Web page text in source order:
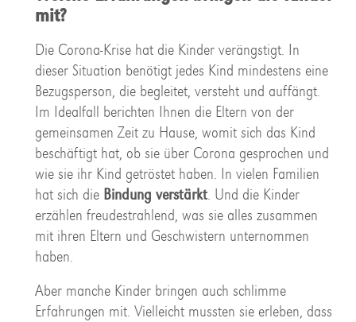
mit?
Die Corona-Krise hat die Kinder verängstigt. In
dieser Situation benötigt jedes Kind mindestens eine
Bezugsperson, die begleitet, versteht und auffängt.
Im Idealfall berichten Ihnen die Eltern von der
gemeinsamen Zeit zu Hause, womit sich das Kind
beschäftigt hat, ob sie über Corona gesprochen und
wie sie ihr Kind getröstet haben. In vielen Familien
hat sich die Bindung verstärkt. Und die Kinder
erzählen freudestrahlend, was sie alles zusammen
mit ihren Eltern und Geschwistern unternommen
haben.
Aber manche Kinder bringen auch schlimme
Erfahrungen mit. Vielleicht mussten sie erleben, dass